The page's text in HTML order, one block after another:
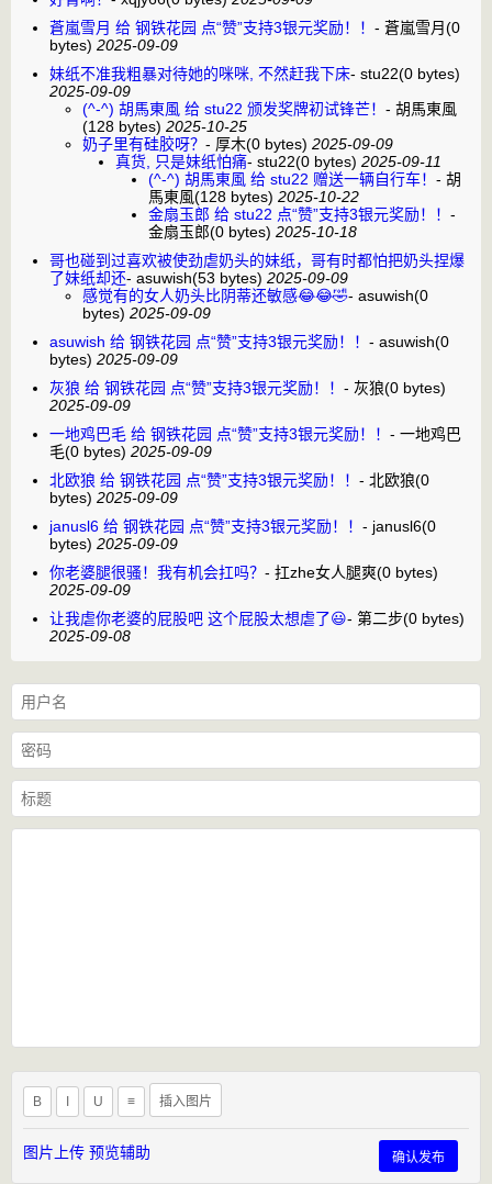
蒼嵐雪月 给 钢铁花园 点“赞”支持3银元奖励！！ - 蒼嵐雪月(0
bytes) 2025-09-09
妹纸不准我粗暴对待她的咪咪, 不然赶我下床- stu22(0 bytes)
2025-09-09
(^-^) 胡馬東風 给 stu22 颁发奖牌初试锋芒！ - 胡馬東風
(128 bytes) 2025-10-25
奶子里有硅胶呀？ - 厚木(0 bytes) 2025-09-09
真货, 只是妹纸怕痛- stu22(0 bytes) 2025-09-11
(^-^) 胡馬東風 给 stu22 赠送一辆自行车！ - 胡
馬東風(128 bytes) 2025-10-22
金扇玉郎 给 stu22 点“赞”支持3银元奖励！！ -
金扇玉郎(0 bytes) 2025-10-18
哥也碰到过喜欢被使劲虐奶头的妹纸，哥有时都怕把奶头捏爆
了妹纸却还- asuwish(53 bytes) 2025-09-09
感觉有的女人奶头比阴蒂还敏感😂😂🤣- asuwish(0
bytes) 2025-09-09
asuwish 给 钢铁花园 点“赞”支持3银元奖励！！ - asuwish(0
bytes) 2025-09-09
灰狼 给 钢铁花园 点“赞”支持3银元奖励！！ - 灰狼(0 bytes)
2025-09-09
一地鸡巴毛 给 钢铁花园 点“赞”支持3银元奖励！！ - 一地鸡巴
毛(0 bytes) 2025-09-09
北欧狼 给 钢铁花园 点“赞”支持3银元奖励！！ - 北欧狼(0
bytes) 2025-09-09
janusl6 给 钢铁花园 点“赞”支持3银元奖励！！ - janusl6(0
bytes) 2025-09-09
你老婆腿很骚！我有机会扛吗？ - 扛zhe女人腿爽(0 bytes)
2025-09-09
让我虐你老婆的屁股吧 这个屁股太想虐了😃- 第二步(0 bytes)
2025-09-08
B U ≡ 插入图片
图片上传 预览辅助 确认发布